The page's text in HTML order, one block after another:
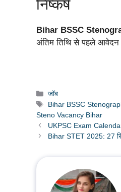
निष्कर्ष
Bihar BSSC
अंतिम तिथि से पहले आवेदन
Categories
जॉब
Tags
Bihar BSSC
Steno Vacancy Bihar
UKPSC Exam Calendar
Bihar STET 2025: 27